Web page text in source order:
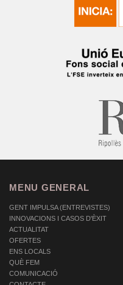
MENU GENERAL
GENT IMPULSA (ENTREVISTES)
INNOVACIONS I CASOS D'ÈXIT
ACTUALITAT
OFERTES
ENS LOCALS
QUÈ FEM
COMUNICACIÓ